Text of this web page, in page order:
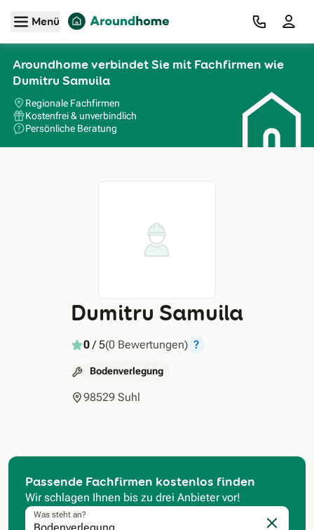
Zum Hauptinhalt
Menü
Aroundhome verbindet Sie mit Fachfirmen wie
Dumitru Samuila
Regionale Fachfirmen
Kostenfrei & unverbindlich
Persönliche Beratung
Dumitru Samuila
0/ 5(0 Bewertungen) ?
Bodenverlegung
98529 Suhl
Passende Fachfirmen kostenlos finden
Wir schlagen Ihnen bis zu drei Anbieter vor!
Was steht an?
Eingabe